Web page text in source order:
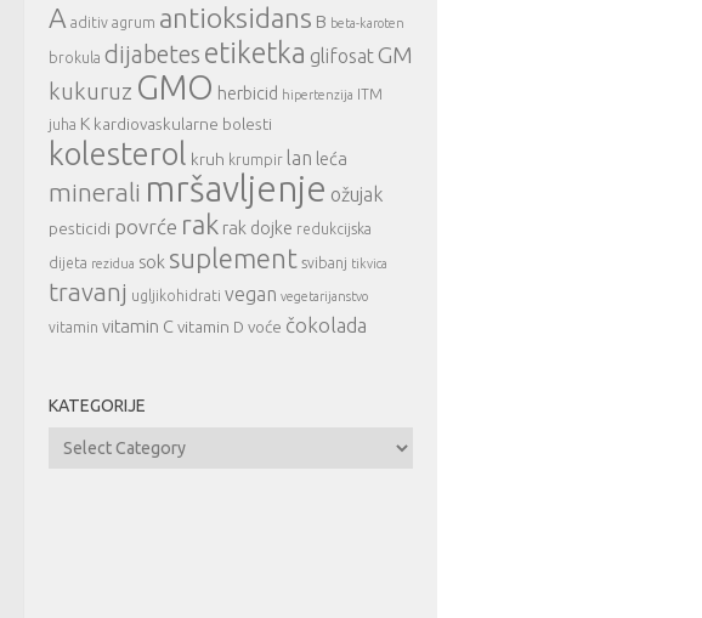
A aditiv agrum antioksidans B beta-karoten
brokula dijabetes etiketka glifosatGM
kukuruz GMO herbicid hipertenzija ITM
juha K kardiovaskularne bolesti
kolesterol kruh krumpir lan leća
minerali mršavljenje ožujak
pesticidi povrće rak rak dojke redukcijska
dijeta rezidua sok suplement svibanj tikvica
travanj ugljikohidrati vegan vegetarijanstvo
vitamin vitamin C vitamin D voće čokolada
KATEGORIJE
Kategorije